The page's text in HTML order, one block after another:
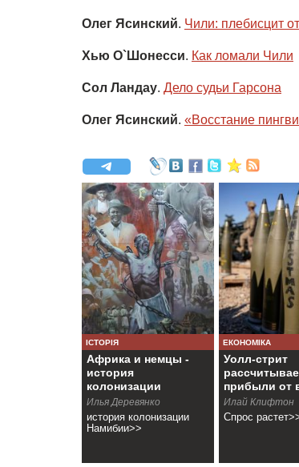
Олег Ясинский. Чили: плебисцит
Хью О`Шонесси. Как ломали Чили
Сол Ландау. Дело судьи Гарсона
Олег Ясинский. «Восстание
ІСТОРІЯ
Африка и немцы -
история
колонизации
Намибии
Илья Деревянко
история колонизации
Намибии>>
ЕКОНОМІКА
Уолл-стрит
прибыли от
Илай Клифтон
Спрос